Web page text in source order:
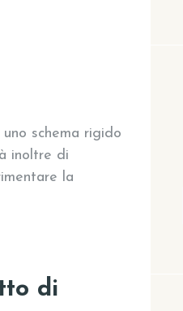
schema rigido
inoltre di
la
di